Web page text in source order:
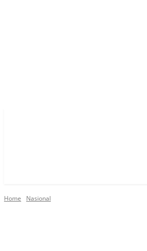
Home Nasional